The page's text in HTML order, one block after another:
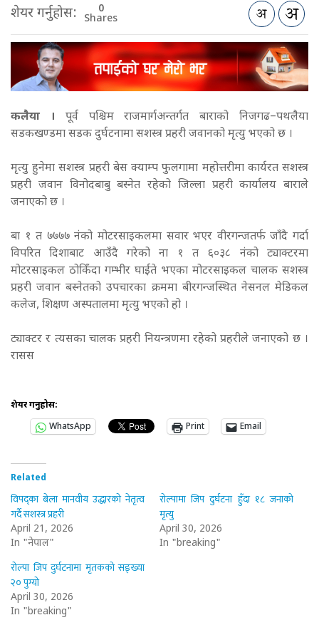
शेयर गर्नुहोस: 0
Shares
कलैया । पूर्व पश्चिम राजमार्गअन्तर्गत बाराको निजगढ–पथलैया
सडकखण्डमा सडक दुर्घटनामा सशस्त्र प्रहरी जवानको मृत्यु भएको छ ।
मृत्यु हुनेमा सशस्त्र प्रहरी बेस क्याम्प फुलगामा महोत्तरीमा कार्यरत सशस्त्र
प्रहरी जवान विनोदबाबु बस्नेत रहेको जिल्ला प्रहरी कार्यालय बाराले
जनाएको छ ।
बा १ त ७७७७ नंको मोटरसाइकलमा सवार भएर वीरगन्जतर्फ जाँदै गर्दा
विपरित दिशाबाट आउँदै गरेको ना १ त ६०३८ नंको ट्याक्टरमा
मोटरसाइकल ठोकिँदा गम्भीर घाईते भएका मोटरसाइकल चालक सशस्त्र
प्रहरी जवान बस्नेतको उपचारका क्रममा बीरगन्जस्थित नेसनल मेडिकल
कलेज, शिक्षण अस्पतालमा मृत्यु भएको हो ।
ट्याक्टर र त्यसका चालक प्रहरी नियन्त्रणमा रहेको प्रहरीले जनाएको छ ।
रासस
शेयर गर्नुहोस:
WhatsApp
Print Email
Related
विपद्का बेला मानवीय उद्धारको नेतृत्व
गर्दै सशस्त्र प्रहरी
April 21, 2026
In "नेपाल"
रोल्पामा जिप दुर्घटना हुँदा १८ जनाको
मृत्यु
April 30, 2026
In "breaking"
रोल्पा जिप दुर्घटनामा मृतकको सङ्ख्या
२० पुग्यो
April 30, 2026
In "breaking"